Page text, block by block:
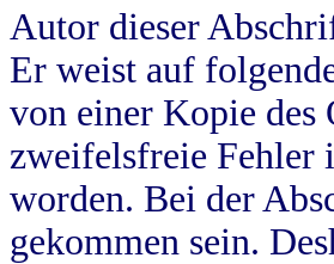
Autor dieser
Er weist auf
von einer Kopie
zweifelsfreie Fehler
worden. Bei der
gekommen sein.